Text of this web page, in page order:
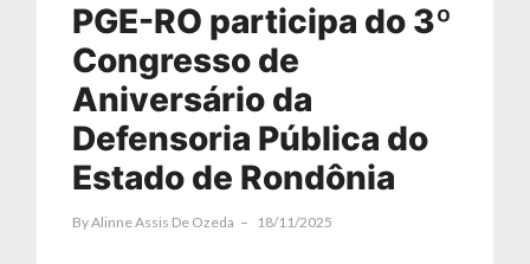
PGE-RO participa do 3º
Congresso de
Aniversário da
Defensoria Pública do
Estado de Rondônia
ByAlinne Assis De Ozeda 18/11/2025